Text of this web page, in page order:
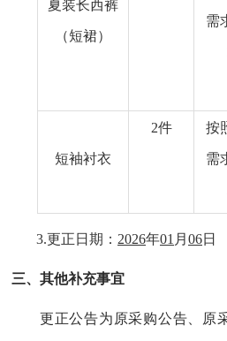
夏装长西裤
（短裙）
需
短袖衬衣
2件 按
需
3.更正日期： 2026年01 月 06日
三、 其他补充事宜
更正公告为原采购公告、原